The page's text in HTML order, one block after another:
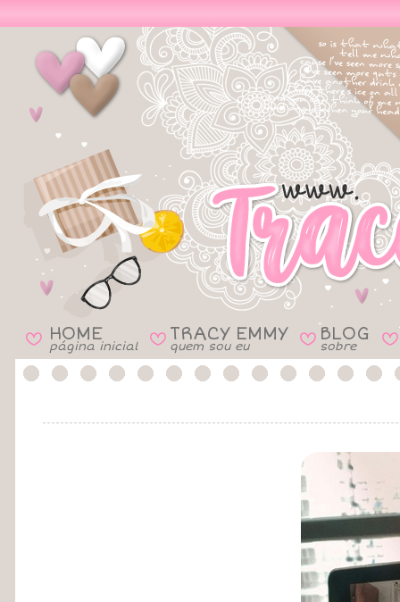
B HOME
página inicial B TRACY EMMY
quem sou eu B BLOG
sobre B